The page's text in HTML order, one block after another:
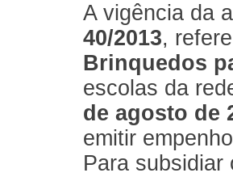
A vigência da
40/2013,
Brinquedos
escolas da
de agosto de
emitir
Para subsidiar